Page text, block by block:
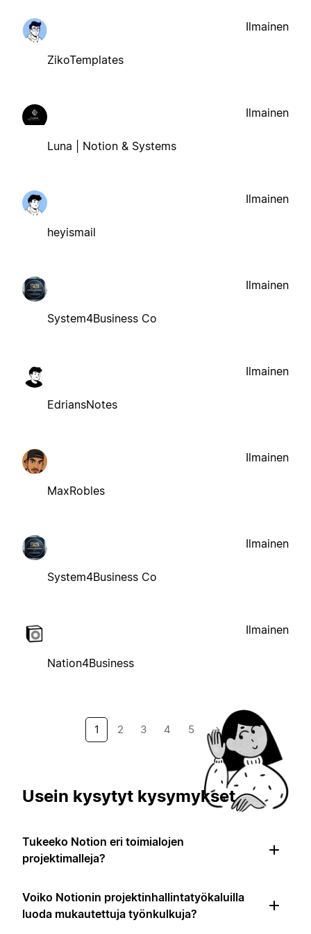
ZikoTemplates
Ilmainen
Luna | Notion & Systems
Ilmainen
heyismail
Ilmainen
System4Business Co
Ilmainen
EdriansNotes
Ilmainen
MaxRobles
Ilmainen
System4Business Co
Ilmainen
Nation4Business
Ilmainen
1 2 3 4 5 →
Usein kysytyt kysymykset
Tukeeko Notion eri toimialojen
projektimalleja?
Voiko Notionin projektinhallintatyökaluilla
luoda mukautettuja työnkulkuja?